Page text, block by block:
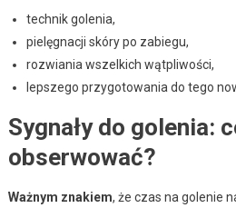
technik golenia,
pielęgnacji skóry po zabiegu,
rozwiania wszelkich wątpliwości,
lepszego przygotowania do tego
Sygnały do golenia:
obserwować?
Ważnym znakiem, że czas na golenie